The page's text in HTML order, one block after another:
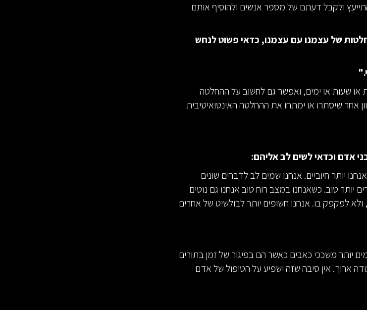
ולקבל דעתם של מספר אנשים ולהוסיף אותם
של עצמנו עם עצמנו, כדאי פשוט לנחש
שעות או ימים, ואפשר גם לחשוב על ההחלטה
אחר שיסתרו או ימתחו את ההחלטה האינטואיטיבית
אדם וכדאי לשים לב אליהם:
יותר חיוביים. אנחנו שמים לב לדברים שונים
יותר טוב. כשאנחנו במצב רוח טוב אנחנו גם נוטים
לפקפק בו. אנחנו חשופים יותר לבולשיט של אחרים
יותר משככי כאבים כאשר הם בפיגור של זמן בתורים
ארוך. אין סיבה שזה ישפיע על הטיפול של אדם